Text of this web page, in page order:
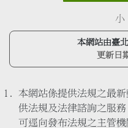
小
本網站由臺
更新日
本網站係提供法規之最
供法規及法律諮詢之服
可逕向發布法規之主管機